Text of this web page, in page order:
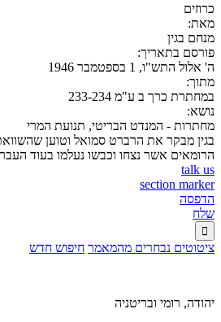
כרוזים
מאת:
מנחם בגין
פורסם בתאריך:
ה' אלול התש"ו, 1 בספטמבר 1946
מתוך:
במחתרת כרך ב ע"מ 233-234
נושא:
מחתרות - המנדט הבריטי, תנועת המרי
בגין מבקר את הרברט סמואל וטוען
הרומאים אשר נצחו וכבשו נעלמו בעוד
talk us
section marker
הדפסה
שלח

ציטוטים נבחרים מהמאמר חיפוש חדש
יהודה, רומי ובריטניה